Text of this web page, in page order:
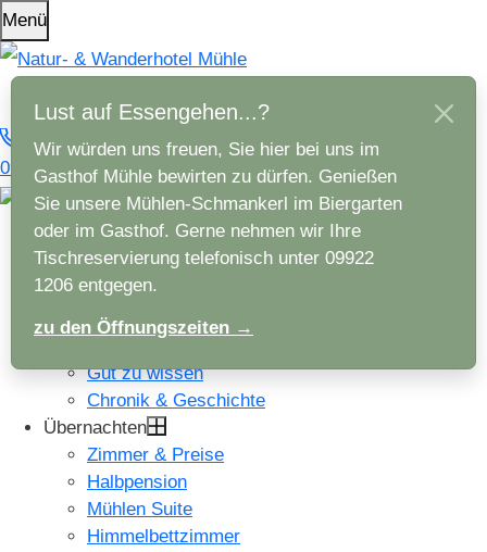
Menü
09922 / 1206 Anfragen
Hotel
Das macht uns besonders
Nachhaltiger Urlaub
Wellness
Gut zu wissen
Chronik & Geschichte
Übernachten
Zimmer & Preise
Halbpension
Mühlen Suite
Himmelbettzimmer
Lust auf Essengehen...?
Wir würden uns freuen, Sie hier bei uns im
Gasthof Mühle bewirten zu dürfen. Genießen
Sie unsere Mühlen-Schmankerl im Biergarten
oder im Gasthof. Gerne nehmen wir Ihre
Tischreservierung telefonisch unter 09922
1206 entgegen.
zu den Öffnungszeiten →